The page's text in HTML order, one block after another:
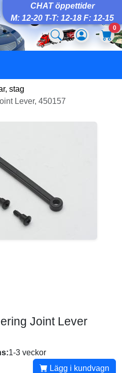
CHAT öppettider
M: 12-20 T-T: 12-18 F: 12-15
0
stag
Lever, 450157
Joint Lever
1-3 veckor
Lägg i kundvagn